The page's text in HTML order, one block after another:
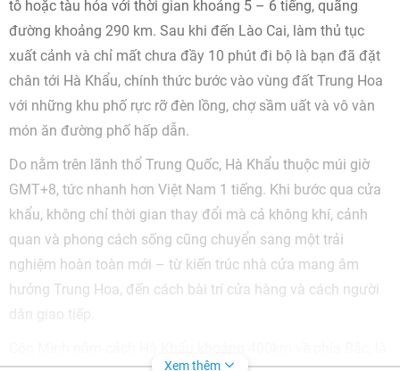
tô hoặc tàu hỏa với thời gian khoảng 5 – 6 tiếng, quãng
đường khoảng 290 km. Sau khi đến Lào Cai, làm thủ tục
xuất cảnh và chỉ mất chưa đầy 10 phút đi bộ là bạn đã đặt
chân tới Hà Khẩu, chính thức bước vào vùng đất Trung Hoa
với những khu phố rực rỡ đèn lồng, chợ sầm uất và vô vàn
món ăn đường phố hấp dẫn.
Do nằm trên lãnh thổ Trung Quốc, Hà Khẩu thuộc múi giờ
GMT+8, tức nhanh hơn Việt Nam 1 tiếng. Khi bước qua cửa
khẩu, không chỉ thời gian thay đổi mà cả không khí, cảnh
quan và phong cách sống cũng chuyển sang một trải
nghiệm hoàn toàn mới – từ kiến trúc nhà cửa mang âm
hưởng Trung Hoa, đến cách bài trí cửa hàng và cách người
dân giao tiếp.
Xem thêm